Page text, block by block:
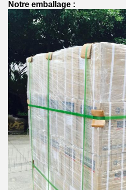
Notre emballage :